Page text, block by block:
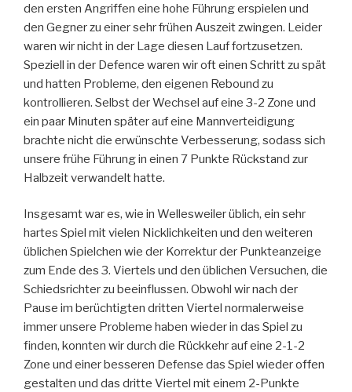
den ersten Angriffen eine hohe Führung erspielen und
den Gegner zu einer sehr frühen Auszeit zwingen. Leider
waren wir nicht in der Lage diesen Lauf fortzusetzen.
Speziell in der Defence waren wir oft einen Schritt zu spät
und hatten Probleme, den eigenen Rebound zu
kontrollieren. Selbst der Wechsel auf eine 3-2 Zone und
ein paar Minuten später auf eine Mannverteidigung
brachte nicht die erwünschte Verbesserung, sodass sich
unsere frühe Führung in einen 7 Punkte Rückstand zur
Halbzeit verwandelt hatte.
Insgesamt war es, wie in Wellesweiler üblich, ein sehr
hartes Spiel mit vielen Nicklichkeiten und den weiteren
üblichen Spielchen wie der Korrektur der Punkteanzeige
zum Ende des 3. Viertels und den üblichen Versuchen, die
Schiedsrichter zu beeinflussen. Obwohl wir nach der
Pause im berüchtigten dritten Viertel normalerweise
immer unsere Probleme haben wieder in das Spiel zu
finden, konnten wir durch die Rückkehr auf eine 2-1-2
Zone und einer besseren Defense das Spiel wieder offen
gestalten und das dritte Viertel mit einem 2-Punkte